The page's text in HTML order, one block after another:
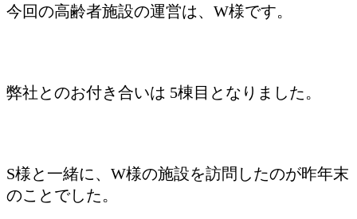
今回の高齢者施設の運営は、W様です。
弊社とのお付き合いは 5棟目となりました。
S様と一緒に、W様の施設を訪問したのが昨年末
のことでした。